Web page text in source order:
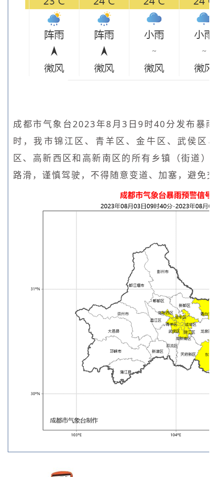
成都市气象台2023年8月3日9时40分发布暴
时，我市锦江区、青羊区、金牛区、武侯区
区、高新西区和高新南区的所有乡镇（街道）
路滑，谨慎驾驶，不得随意变道、加塞，避免